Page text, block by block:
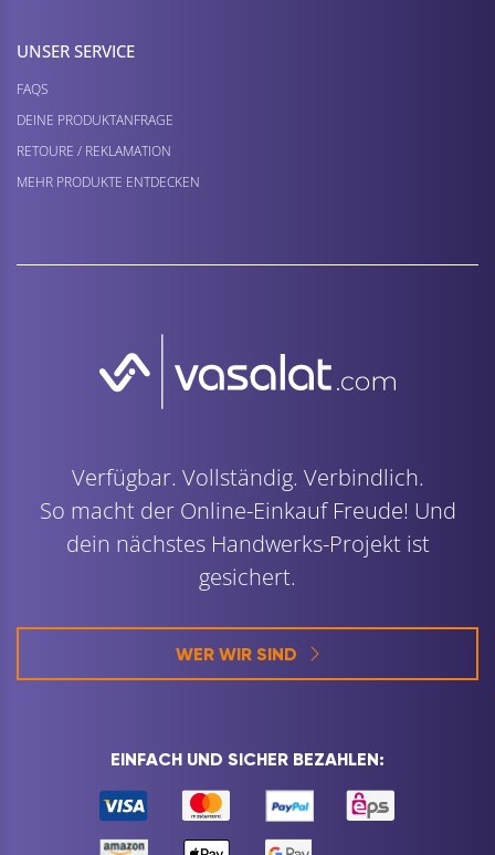
UNSER SERVICE
FAQS
DEINE PRODUKTANFRAGE
RETOURE / REKLAMATION
MEHR PRODUKTE ENTDECKEN
Verfügbar. Vollständig. Verbindlich.
So macht der Online-Einkauf Freude! Und
dein nächstes Handwerks-Projekt ist
gesichert.
WER WIR SIND
EINFACH UND SICHER BEZAHLEN: